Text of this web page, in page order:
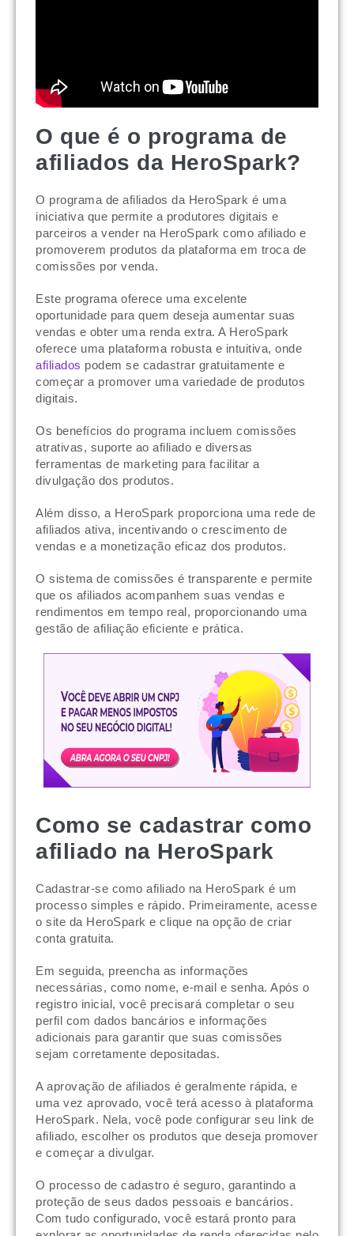
O que é o programa de
afiliados da HeroSpark?
O programa de afiliados da HeroSpark é uma
iniciativa que permite a produtores digitais e
parceiros a vender na HeroSpark como afiliado e
promoverem produtos da plataforma em troca de
comissões por venda.
Este programa oferece uma excelente
oportunidade para quem deseja aumentar suas
vendas e obter uma renda extra. A HeroSpark
oferece uma plataforma robusta e intuitiva, onde
afiliados podem se cadastrar gratuitamente e
começar a promover uma variedade de produtos
digitais.
Os benefícios do programa incluem comissões
atrativas, suporte ao afiliado e diversas
ferramentas de marketing para facilitar a
divulgação dos produtos.
Além disso, a HeroSpark proporciona uma rede de
afiliados ativa, incentivando o crescimento de
vendas e a monetização eficaz dos produtos.
O sistema de comissões é transparente e permite
que os afiliados acompanhem suas vendas e
rendimentos em tempo real, proporcionando uma
gestão de afiliação eficiente e prática.
Como se cadastrar como
afiliado na HeroSpark
Cadastrar-se como afiliado na HeroSpark é um
processo simples e rápido. Primeiramente, acesse
o site da HeroSpark e clique na opção de criar
conta gratuita.
Em seguida, preencha as informações
necessárias, como nome, e-mail e senha. Após o
registro inicial, você precisará completar o seu
perfil com dados bancários e informações
adicionais para garantir que suas comissões
sejam corretamente depositadas.
A aprovação de afiliados é geralmente rápida, e
uma vez aprovado, você terá acesso à plataforma
HeroSpark. Nela, você pode configurar seu link de
afiliado, escolher os produtos que deseja promover
e começar a divulgar.
O processo de cadastro é seguro, garantindo a
proteção de seus dados pessoais e bancários.
Com tudo configurado, você estará pronto para